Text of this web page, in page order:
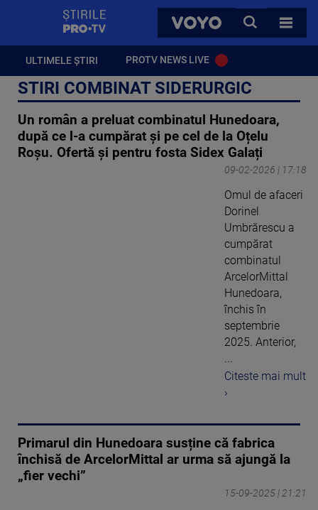
VOYO
CAUTA
TOATE
ULTIMELE ȘTIRI PROTV NEWS LIVE
STIRI COMBINAT SIDERURGIC
Un român a preluat combinatul Hunedoara,
după ce l-a cumpărat și pe cel de la Oțelu
Roșu. Ofertă și pentru fosta Sidex Galați
09-02-2026 | 17:18
Omul de afaceri
Dorinel
Umbrărescu a
cumpărat
combinatul
ArcelorMittal
Hunedoara,
închis în
septembrie
2025. Anterior,
...
Citeste mai mult
›
Primarul din Hunedoara susține că fabrica
închisă de ArcelorMittal ar urma să ajungă la
„fier vechi”
15-09-2025 | 21:21